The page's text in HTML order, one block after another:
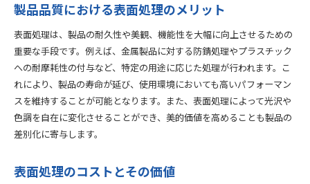
製品品質における表面処理のメリット
表面処理は、製品の耐久性や美観、機能性を大幅に向上させるための
重要な手段です。例えば、金属製品に対する防錆処理やプラスチック
への耐摩耗性の付与など、特定の用途に応じた処理が行われます。こ
れにより、製品の寿命が延び、使用環境においても高いパフォーマン
スを維持することが可能となります。また、表面処理によって光沢や
色調を自在に変化させることができ、美的価値を高めることも製品の
差別化に寄与します。
表面処理のコストとその価値